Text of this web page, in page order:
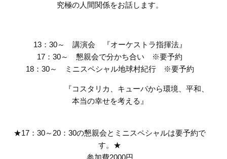
究極の人間関係をお話します。
13：30～ 講演会 『オーケストラ指揮法』
17：30～ 懇親会で分かち合い ※要予約
18：30～ ミニスペシャル地球村紀行 ※要予約
『コスタリカ、キューバから環境、平和、
本当の幸せを考える』
★17：30～20：30の懇親会とミニスペシャルは要予約で
す。★